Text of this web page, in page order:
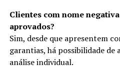
Clientes com nome
aprovados?
Sim, desde que apresentem
garantias, há possibilidade de
análise individual.